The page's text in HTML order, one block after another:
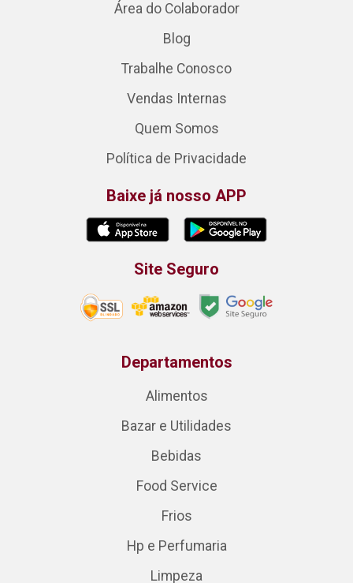
Área do Colaborador
Blog
Trabalhe Conosco
Vendas Internas
Quem Somos
Política de Privacidade
Baixe já nosso APP
Site Seguro
Departamentos
Alimentos
Bazar e Utilidades
Bebidas
Food Service
Frios
Hp e Perfumaria
Limpeza